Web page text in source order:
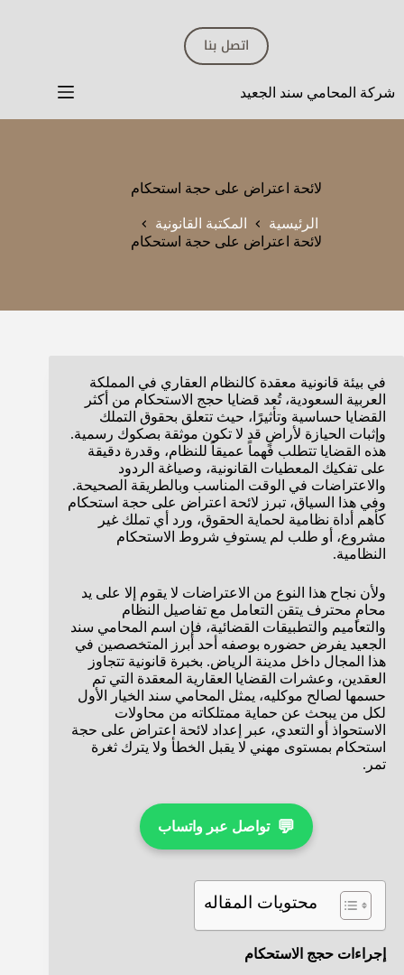
اتصل بنا
شركة المحامي سند الجعيد
لائحة اعتراض على حجة استحكام
الرئيسية
المكتبة القانونية
لائحة اعتراض على حجة استحكام
في بيئة قانونية معقدة كالنظام العقاري في المملكة
العربية السعودية، تُعد قضايا حجج الاستحكام من أكثر
القضايا حساسية وتأثيرًا، حيث تتعلق بحقوق التملك
وإثبات الحيازة لأراضٍ قد لا تكون موثقة بصكوك رسمية.
هذه القضايا تتطلب فهماً عميقاً للنظام، وقدرة دقيقة
على تفكيك المعطيات القانونية، وصياغة الردود
والاعتراضات في الوقت المناسب وبالطريقة الصحيحة.
وفي هذا السياق، تبرز لائحة اعتراض على حجة استحكام
كأهم أداة نظامية لحماية الحقوق، ورد أي تملك غير
مشروع، أو طلب لم يستوفِ شروط الاستحكام
النظامية.
ولأن نجاح هذا النوع من الاعتراضات لا يقوم إلا على يد
محامٍ محترف يتقن التعامل مع تفاصيل النظام
والتعاميم والتطبيقات القضائية، فإن اسم المحامي سند
الجعيد يفرض حضوره بوصفه أحد أبرز المتخصصين في
هذا المجال داخل مدينة الرياض. بخبرة قانونية تتجاوز
العقدين، وعشرات القضايا العقارية المعقدة التي تم
حسمها لصالح موكليه، يمثل المحامي سند الخيار الأول
لكل من يبحث عن حماية ممتلكاته من محاولات
الاستحواذ أو التعدي، عبر إعداد لائحة اعتراض على حجة
استحكام بمستوى مهني لا يقبل الخطأ ولا يترك ثغرة
تمر.
💬 تواصل عبر واتساب
محتويات المقاله
إجراءات حجج الاستحكام